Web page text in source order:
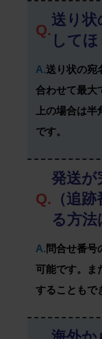
Q.
送り状
してほ
A.送り状の宛
合わせて最大
上の場合は
です。
Q.
発送が
（追
る方
A.問合せ番号
可能です。ま
することもで